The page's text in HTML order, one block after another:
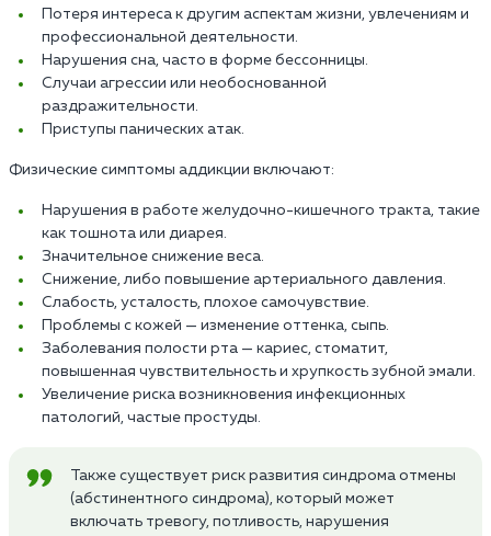
Потеря интереса к другим аспектам жизни, увлечениям и
профессиональной деятельности.
Нарушения сна, часто в форме бессонницы.
Случаи агрессии или необоснованной
раздражительности.
Приступы панических атак.
Физические симптомы аддикции включают:
Нарушения в работе желудочно-кишечного тракта, такие
как тошнота или диарея.
Значительное снижение веса.
Снижение, либо повышение артериального давления.
Слабость, усталость, плохое самочувствие.
Проблемы с кожей — изменение оттенка, сыпь.
Заболевания полости рта — кариес, стоматит,
повышенная чувствительность и хрупкость зубной эмали.
Увеличение риска возникновения инфекционных
патологий, частые простуды.
Также существует риск развития синдрома отмены
(абстинентного синдрома), который может
включать тревогу, потливость, нарушения